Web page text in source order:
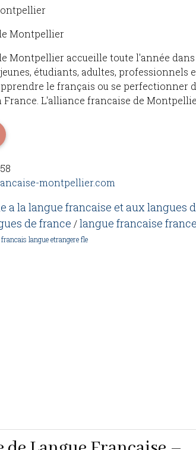
Montpellier
Montpellier accueille toute l'année dans
étudiants, adultes, professionnels
le français ou se perfectionner
L'alliance francaise de
montpellier.com
a la langue francaise et aux langues
de france /langue francaise france
langue etrangere fle